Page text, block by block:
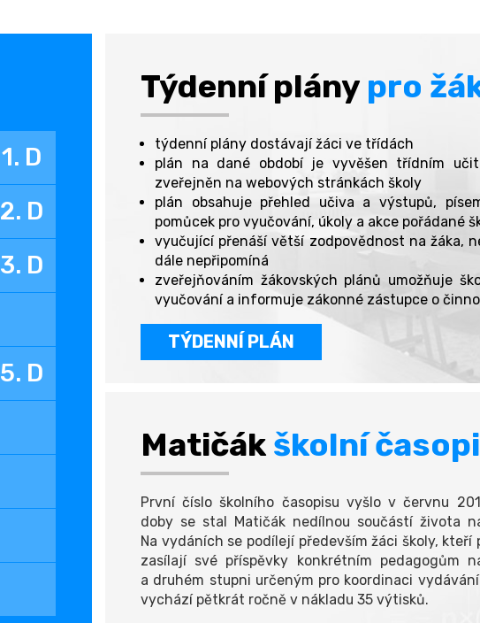
1. D
2. D
3. D
5. D
Týdenní plány pro
týdenní plány dostávají žáci ve třídách
plán na dané období je vyvěšen třídním
zveřejněn na webových stránkách školy
plán obsahuje přehled učiva a výstupů,
pomůcek pro vyučování, úkoly a akce pořádané
vyučující přenáší větší zodpovědnost na žáka,
dále nepřipomíná
zveřejňováním žákovských plánů umožňuje
vyučování a informuje zákonné zástupce o
TÝDENNÍ PLÁN
Matičák školní
První číslo školního časopisu vyšlo v červnu
doby se stal Matičák nedílnou součástí života
Na vydáních se podílejí především žáci školy, kteří
zasílají své příspěvky konkrétním pedagogům
a druhém stupni určeným pro koordinaci
vychází pětkrát ročně v nákladu 35 výtisků.